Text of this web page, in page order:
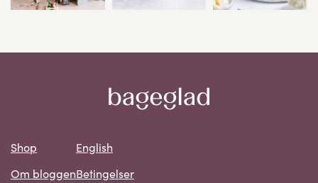
Shop
Om bloggen
English
Betingelser